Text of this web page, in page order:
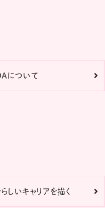
について
しいキャリアを描く